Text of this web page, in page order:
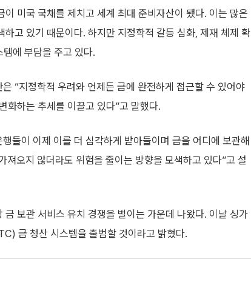
미국 국채를 제치고 세계 최대 준비자산이 됐다. 이는 많은
고 있기 때문이다. 하지만 지정학적 갈등 심화, 제재 체제 확
에 부담을 주고 있다.
“지정학적 우려와 언제든 금에 완전하게 접근할 수 있어야
화하는 추세를 이끌고 있다”고 말했다.
들이 이제 이를 더 심각하게 받아들이며 금을 어디에 보관해
오지 않더라도 위험을 줄이는 방향을 모색하고 있다”고 설
보관 서비스 유치 경쟁을 벌이는 가운데 나왔다. 이날 싱가
금 청산 시스템을 출범할 것이라고 밝혔다.